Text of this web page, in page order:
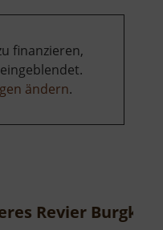
finanzieren,
ändern.
Revier Burgk